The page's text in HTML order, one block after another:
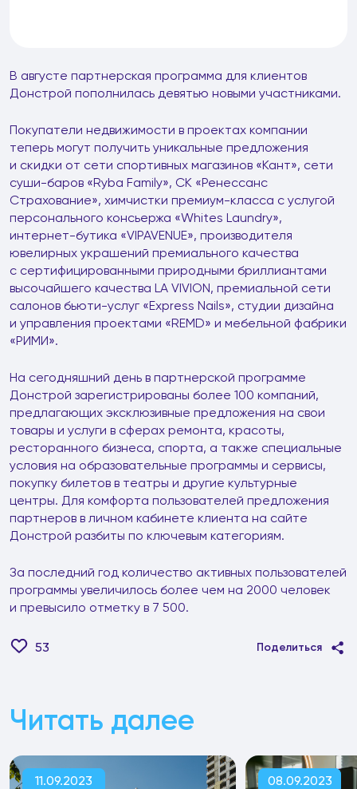
В августе партнерская программа для клиентов
Донстрой пополнилась девятью новыми участниками.
Покупатели недвижимости в проектах компании
теперь могут получить уникальные предложения
и скидки от сети спортивных магазинов «Кант», сети
суши-баров «Ryba Family», СК «Ренессанс
Страхование», химчистки премиум-класса с услугой
персонального консьержа «Whites Laundry»,
интернет-бутика «VIPAVENUE», производителя
ювелирных украшений премиального качества
с сертифицированными природными бриллиантами
высочайшего качества LA VIVION, премиальной сети
салонов бьюти-услуг «Express Nails», студии дизайна
и управления проектами «REMD» и мебельной фабрики
«РИМИ».
На сегодняшний день в партнерской программе
Донстрой зарегистрированы более 100 компаний,
предлагающих эксклюзивные предложения на свои
товары и услуги в сферах ремонта, красоты,
ресторанного бизнеса, спорта, а также специальные
условия на образовательные программы и сервисы,
покупку билетов в театры и другие культурные
центры. Для комфорта пользователей предложения
партнеров в личном кабинете клиента на сайте
Донстрой разбиты по ключевым категориям.
За последний год количество активных пользователей
программы увеличилось более чем на 2000 человек
и превысило отметку в 7 500.
53 Поделиться
Читать далее
11.09.2023 08.09.2023